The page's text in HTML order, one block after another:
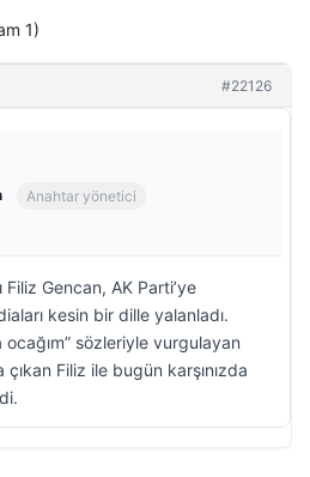
1)
#22126
Anahtar yönetici
Gencan, AK Parti’ye
kesin bir dille yalanladı.
ocağım” sözleriyle vurgulayan
çıkan Filiz ile bugün karşınızda